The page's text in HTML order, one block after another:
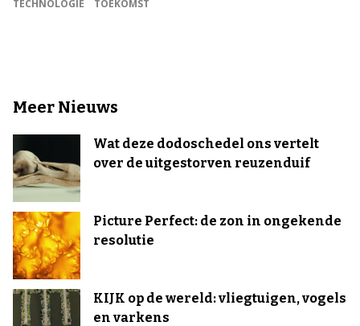
TECHNOLOGIE
TOEKOMST
Meer Nieuws
Wat deze dodoschedel ons vertelt
over de uitgestorven reuzenduif
Picture Perfect: de zon in ongekende
resolutie
KIJK op de wereld: vliegtuigen, vogels
en varkens